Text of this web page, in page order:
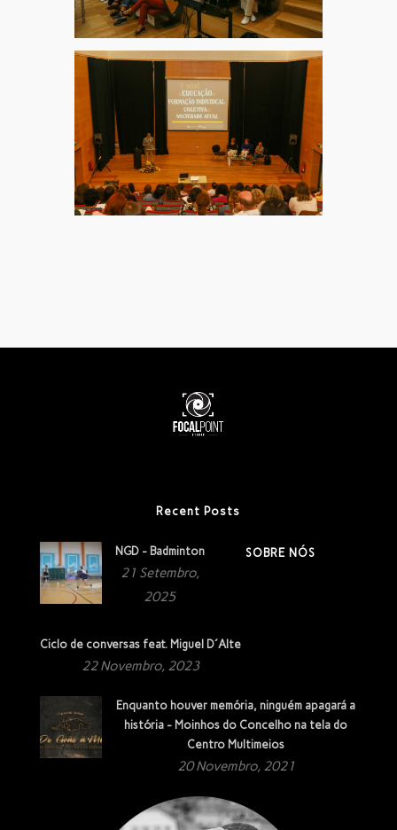
Recent Posts
NGD - Badminton
21 Setembro,
2025
Ciclo de conversas feat. Miguel D´Alte
22 Novembro, 2023
Enquanto houver memória, ninguém apagará a
história - Moinhos do Concelho na tela do
Centro Multimeios
20 Novembro, 2021
SOBRE NÓS